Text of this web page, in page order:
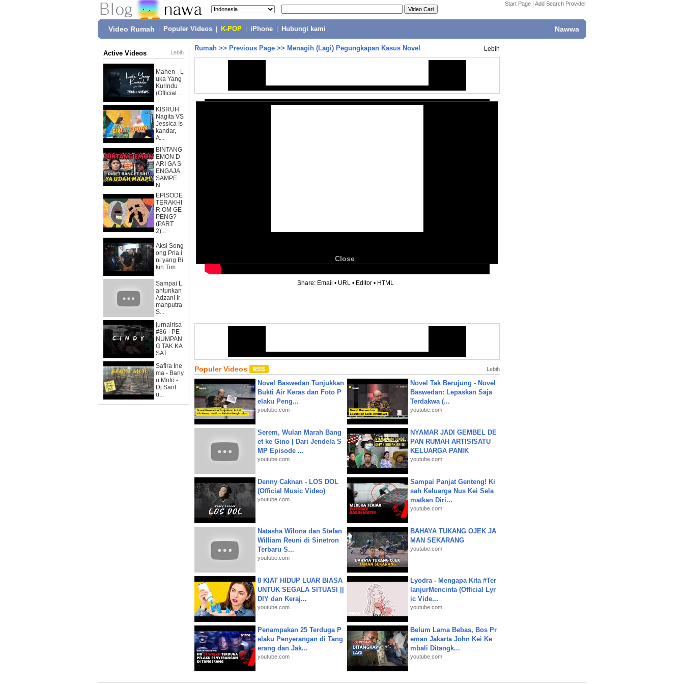
Start Page | Add Search Provider
Video Rumah Populer Videos K-POP iPhone Hubungi kami Nawwa
Active Videos Lebih
Mahen - L
uka Yang
Kurindu
(Official ...
KISRUH
Nagita VS
Jessica Is
kandar,
A...
BINTANG
EMON D
ARI GA S
ENGAJA
SAMPE
N...
EPISODE
TERAKHI
R OM GE
PENG?
(PART
2)...
Aksi Song
ong Pria i
ni yang Bi
kin Tim...
Sampai L
antunkan
Adzan! Ir
manputra
S...
jurnalrisa
#86 - PE
NUMPAN
G TAK KA
SAT...
Safira Ine
ma - Bany
u Moto -
Dj Sant
u...
Rumah >> Previous Page >> Menagih (Lagi) Pegungkapan Kasus Novel Lebih
Close
Share: Email • URL • Editor • HTML
Populer Videos Lebih
Novel Baswedan Tunjukkan
Bukti Air Keras dan Foto P
elaku Peng...
youtube.com
Novel Tak Berujung - Novel
Baswedan: Lepaskan Saja
Terdakwa (...
youtube.com
Serem, Wulan Marah Bang
et ke Gino | Dari Jendela S
MP Episode ...
youtube.com
NYAMAR JADI GEMBEL DE
PAN RUMAH ARTIS❗SATU
KELUARGA PANIK
youtube.com
Denny Caknan - LOS DOL
(Official Music Video)
youtube.com
Sampai Panjat Genteng! Ki
sah Keluarga Nus Kei Sela
matkan Diri...
youtube.com
Natasha Wilona dan Stefan
William Reuni di Sinetron
Terbaru S...
youtube.com
BAHAYA TUKANG OJEK JA
MAN SEKARANG
youtube.com
8 KIAT HIDUP LUAR BIASA
UNTUK SEGALA SITUASI ||
DIY dan Keraj...
youtube.com
Lyodra - Mengapa Kita #Ter
lanjurMencinta (Official Lyr
ic Vide...
youtube.com
Penampakan 25 Terduga P
elaku Penyerangan di Tang
erang dan Jak...
youtube.com
Belum Lama Bebas, Bos Pr
eman Jakarta John Kei Ke
mbali Ditangk...
youtube.com